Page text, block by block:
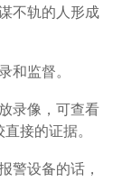
不轨的人形成
和监督。
录像，可查看
接的证据。
警设备的话，